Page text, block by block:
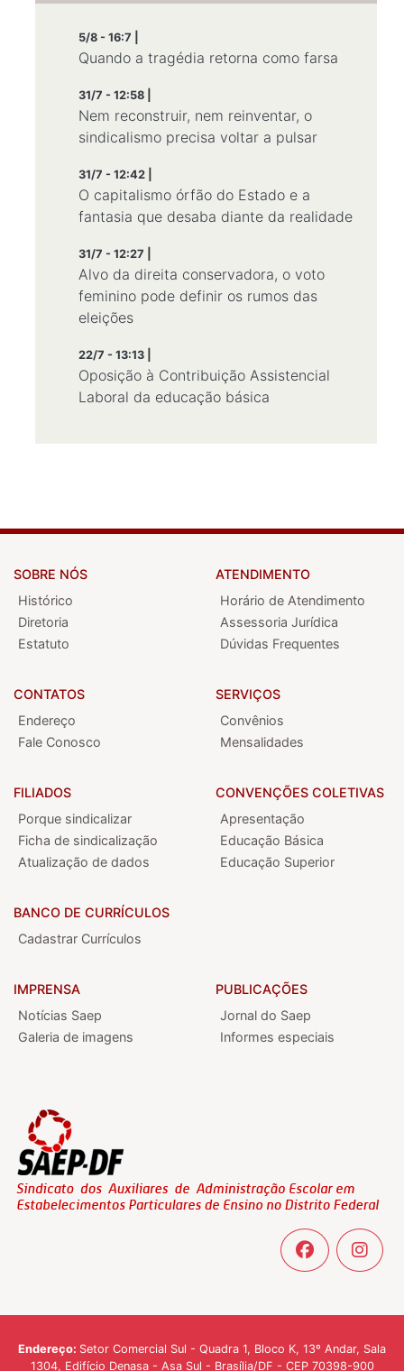
5/8 - 16:7 |
Quando a tragédia retorna como farsa
31/7 - 12:58 |
Nem reconstruir, nem reinventar, o
sindicalismo precisa voltar a pulsar
31/7 - 12:42 |
O capitalismo órfão do Estado e a
fantasia que desaba diante da realidade
31/7 - 12:27 |
Alvo da direita conservadora, o voto
feminino pode definir os rumos das
eleições
22/7 - 13:13 |
Oposição à Contribuição Assistencial
Laboral da educação básica
SOBRE NÓS
Histórico
Diretoria
Estatuto
CONTATOS
Endereço
Fale Conosco
ATENDIMENTO
Horário de Atendimento
Assessoria Jurídica
Dúvidas Frequentes
SERVIÇOS
Convênios
Mensalidades
FILIADOS
Porque sindicalizar
Ficha de sindicalização
Atualização de dados
BANCO DE CURRÍCULOS
Cadastrar Currículos
CONVENÇÕES COLETIVAS
Apresentação
Educação Básica
Educação Superior
IMPRENSA
Notícias Saep
Galeria de imagens
PUBLICAÇÕES
Jornal do Saep
Informes especiais
Endereço: Setor Comercial Sul - Quadra 1, Bloco K, 13º Andar, Sala
1304, Edifício Denasa - Asa Sul - Brasília/DF - CEP 70398-900